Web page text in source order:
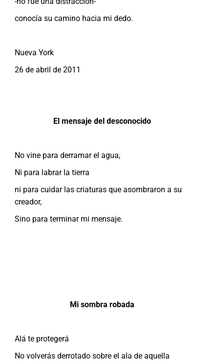
conocía su camino hacia mi dedo.
Nueva York
26 de abril de 2011
El mensaje del desconocido
No vine para derramar el agua,
Ni para labrar la tierra
ni para cuidar las criaturas que asombraron a su
creador,
Sino para terminar mi mensaje.
Mi sombra robada
Alá te protegerá
No volverás derrotado sobre el ala de aquella